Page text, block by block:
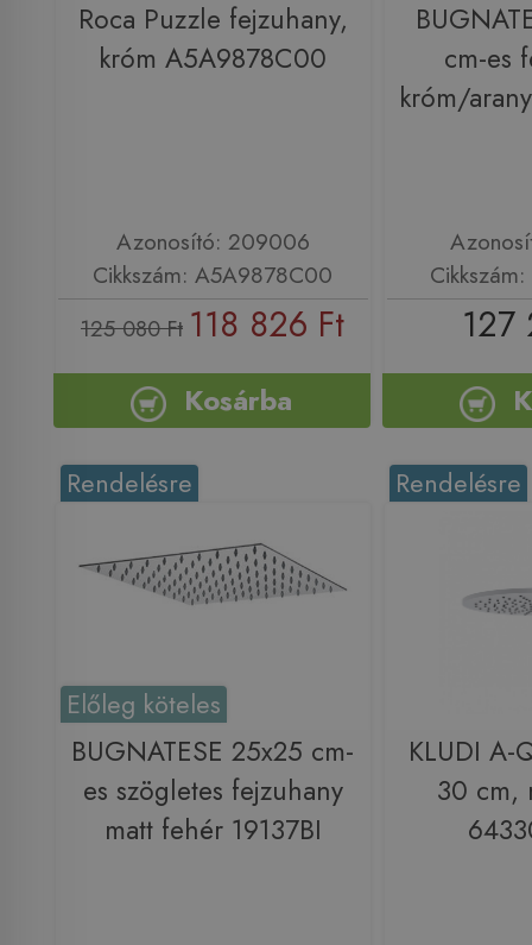
Roca Puzzle fejzuhany,
króm A5A9878C00
Azonosító: 209006
Cikkszám: A5A9878C00
125 080 Ft 118 826 Ft
Kosárba
cm-es
króm/
127
Rendelésre
Előleg köteles
BUGNATESE 25x25 cm-
es szögletes fejzuhany
matt fehér 19137BI
Rendelésre
KLUDI A-
30 cm,